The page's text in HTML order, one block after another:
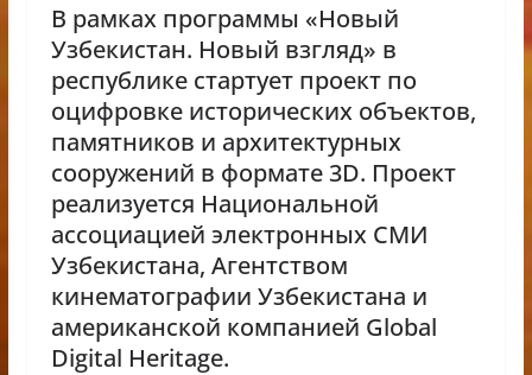
В рамках программы «Новый
Узбекистан. Новый взгляд» в
республике стартует проект по
оцифровке исторических объектов,
памятников и архитектурных
сооружений в формате 3D. Проект
реализуется Национальной
ассоциацией электронных СМИ
Узбекистана, Агентством
кинематографии Узбекистана и
американской компанией Global
Digital Heritage.